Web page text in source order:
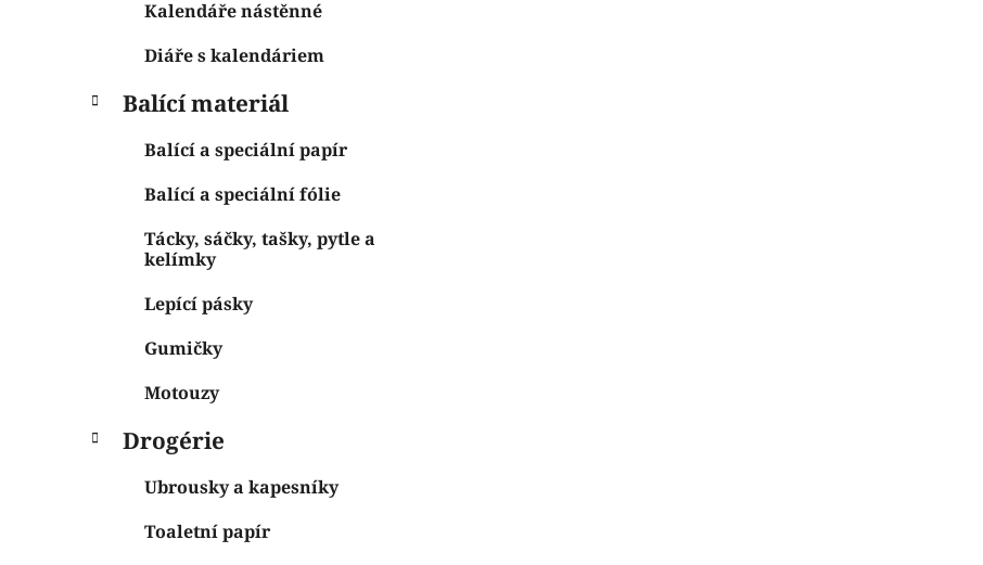
Kalendáře nástěnné
Diáře s kalendáriem
Balící materiál
Balící a speciální papír
Balící a speciální fólie
Tácky, sáčky, tašky, pytle a
kelímky
Lepící pásky
Gumičky
Motouzy
Drogérie
Ubrousky a kapesníky
Toaletní papír